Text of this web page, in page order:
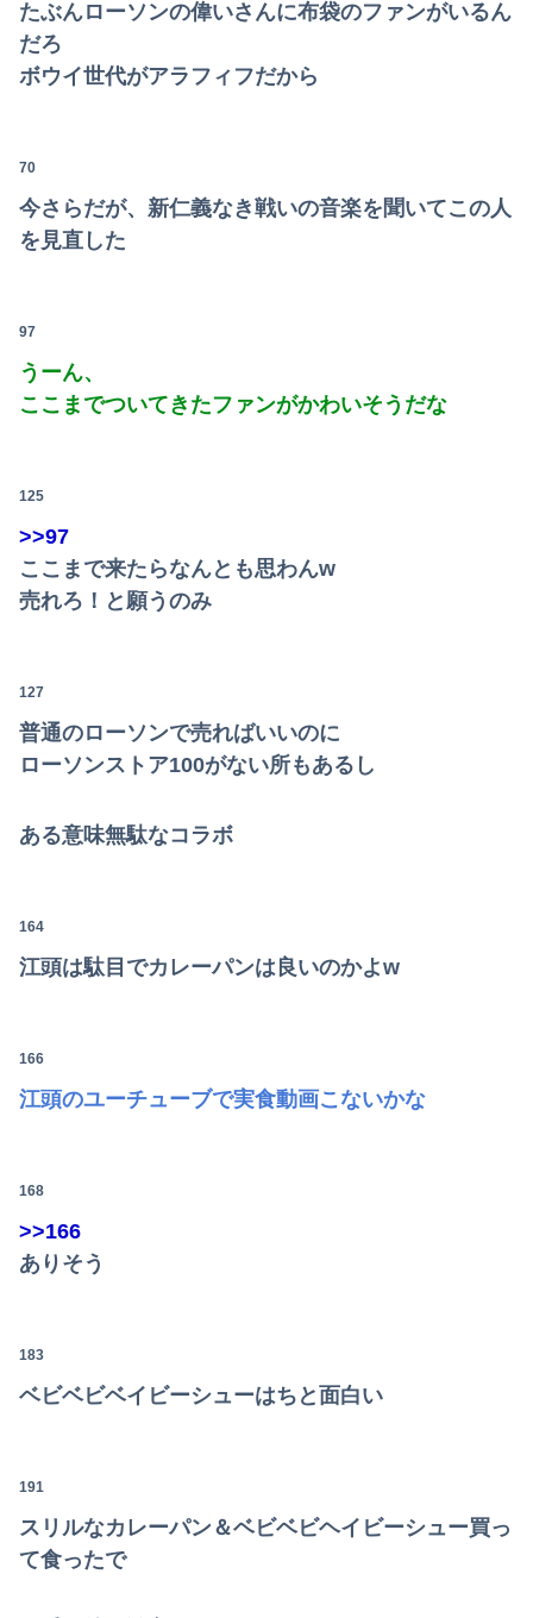
Powered by livedoor 相互RSS
たぶんローソンの偉いさんに布袋のファンがいるん
だろ
ボウイ世代がアラフィフだから
70
今さらだが、新仁義なき戦いの音楽を聞いてこの人
を見直した
97
うーん、
ここまでついてきたファンがかわいそうだな
125
>>97
ここまで来たらなんとも思わんw
売れろ！と願うのみ
127
普通のローソンで売ればいいのに
ローソンストア100がない所もあるし
ある意味無駄なコラボ
164
江頭は駄目でカレーパンは良いのかよw
166
江頭のユーチューブで実食動画こないかな
168
>>166
ありそう
183
ベビベビベイビーシューはちと面白い
191
スリルなカレーパン＆ベビベビヘイビーシュー買っ
て食ったで